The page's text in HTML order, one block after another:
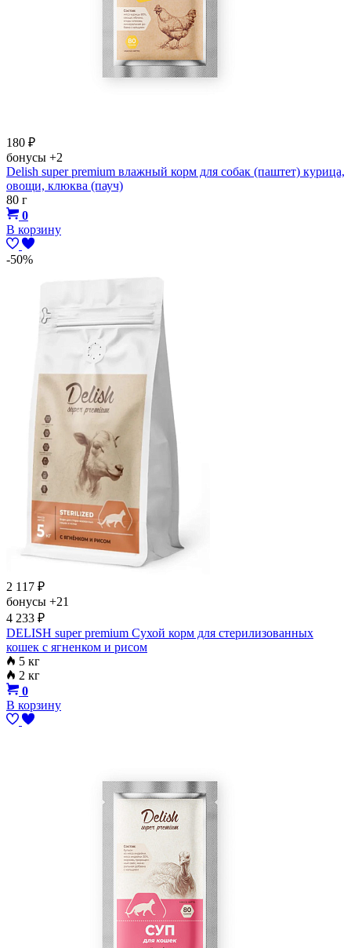
180 ₽
бонусы +2
Delish super premium влажный корм для собак (паштет) курица,
овощи, клюква (пауч)
80 г
0
В корзину
-50%
2 117 ₽
бонусы +21
4 233 ₽
DELISH super premium Сухой корм для стерилизованных
кошек с ягненком и рисом
5 кг
2 кг
0
В корзину